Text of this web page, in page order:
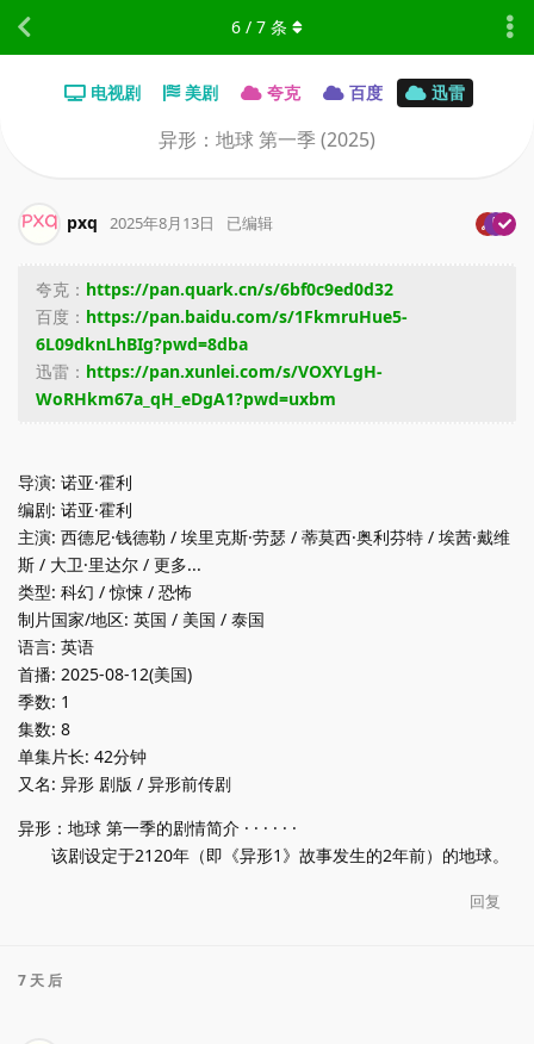
电视剧 美剧 夸克 百度 迅雷
异形：地球 第一季 (2025)
6 / 7 条
pxq 2025年8月13日 已编辑
夸克： https://pan.quark.cn/s/6bf0c9ed0d32
百度： https://pan.baidu.com/s/1FkmruHue5-
6L09dknLhBIg?pwd=8dba
迅雷： https://pan.xunlei.com/s/VOXYLgH-
WoRHkm67a_qH_eDgA1?pwd=uxbm
导演: 诺亚·霍利
编剧: 诺亚·霍利
主演: 西德尼·钱德勒 / 埃里克斯·劳瑟 / 蒂莫西·奥利芬特 / 埃茜·戴维
斯 / 大卫·里达尔 / 更多...
类型: 科幻 / 惊悚 / 恐怖
制片国家/地区: 英国 / 美国 / 泰国
语言: 英语
首播: 2025-08-12(美国)
季数: 1
集数: 8
单集片长: 42分钟
又名: 异形 剧版 / 异形前传剧
异形：地球 第一季的剧情简介 · · · · · ·
该剧设定于2120年（即《异形1》故事发生的2年前）的地球。
回复
7 天 后